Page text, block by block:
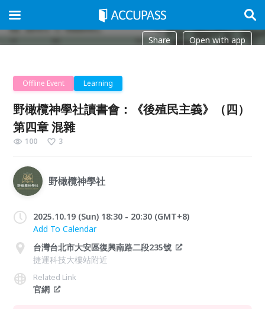
Share Open with app
Offline Event Learning
野橄欖神學社讀書會：《後殖民主義》（四）
第四章 混雜
100 3
野橄欖神學社
2025.10.19 (Sun) 18:30 - 20:30 (GMT+8)
Add To Calendar
台灣台北市大安區復興南路二段235號
捷運科技大樓站附近
Related Link
官網